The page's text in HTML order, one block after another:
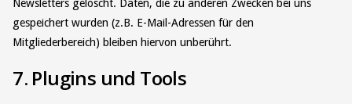
Newsletters gelöscht. Daten, die zu anderen Zwecken bei uns
gespeichert wurden (z.B. E-Mail-Adressen für den
Mitgliederbereich) bleiben hiervon unberührt.
7. Plugins und Tools